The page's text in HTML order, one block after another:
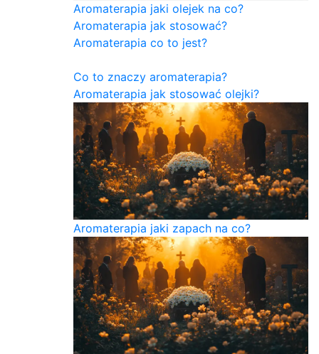
Aromaterapia jaki olejek na co?
Aromaterapia jak stosować?
Aromaterapia co to jest?
Co to znaczy aromaterapia?
Aromaterapia jak stosować olejki?
Aromaterapia jaki zapach na co?